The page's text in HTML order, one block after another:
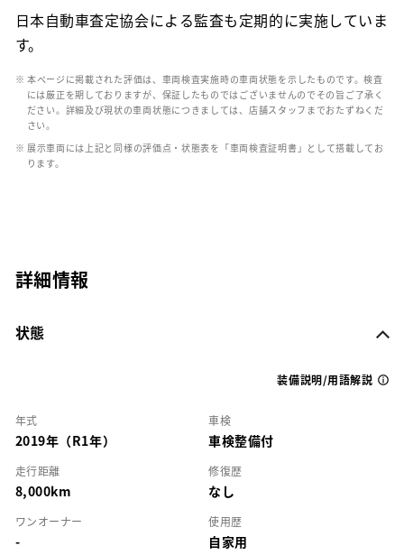
日本自動車査定協会による監査も定期的に実施していま
す。
※ 本ページに掲載された評価は、車両検査実施時の車両状態を示したものです。検査
には厳正を期しておりますが、保証したものではございませんのでその旨ご了承く
ださい。詳細及び現状の車両状態につきましては、店舗スタッフまでおたずねくだ
さい。
※ 展示車両には上記と同様の評価点・状態表を「車両検査証明書」として搭載してお
ります。
詳細情報
状態
装備説明/用語解説
年式
2019年（R1年）
車検
車検整備付
走行距離
8,000km
修復歴
なし
ワンオーナー
-
使用歴
自家用